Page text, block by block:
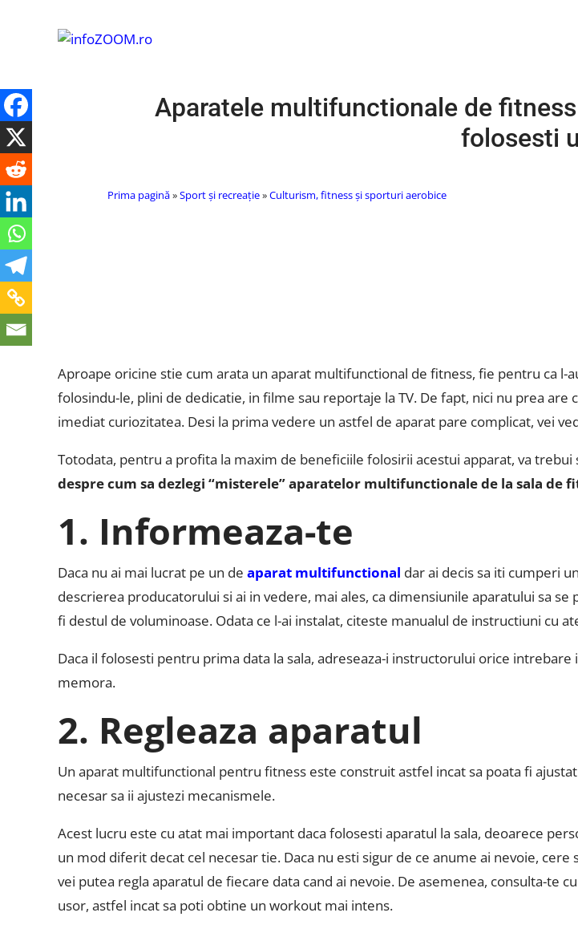
Aparatele multifunctionale de
folosesti
Prima pagină»Sport și recreație»Culturism, fitness și sporturi aerobice
Aproape oricine stie cum arata un aparat multifunctional de fitness, fie pentru ca l-
folosindu-le, plini de dedicatie, in filme sau reportaje la TV. De fapt, nici nu prea
imediat curiozitatea. Desi la prima vedere un astfel de aparat pare complicat, vei
Totodata, pentru a profita la maxim de beneficiile folosirii acestui apparat, va trebui
despre cum sa dezlegi “misterele” aparatelor multifunctionale de la sala de
1. Informeaza-te
Daca nu ai mai lucrat pe un de aparat multifunctional dar ai decis sa iti cumperi
descrierea producatorului si ai in vedere, mai ales, ca dimensiunile aparatului sa
fi destul de voluminoase. Odata ce l-ai instalat, citeste manualul de instructiuni cu
Daca il folosesti pentru prima data la sala, adreseaza-i instructorului orice
memora.
2. Regleaza aparatul
Un aparat multifunctional pentru fitness este construit astfel incat sa poata fi
necesar sa ii ajustezi mecanismele.
Acest lucru este cu atat mai important daca folosesti aparatul la sala, deoarece
un mod diferit decat cel necesar tie. Daca nu esti sigur de ce anume ai nevoie,
vei putea regla aparatul de fiecare data cand ai nevoie. De asemenea, consulta-te
usor, astfel incat sa poti obtine un workout mai intens.